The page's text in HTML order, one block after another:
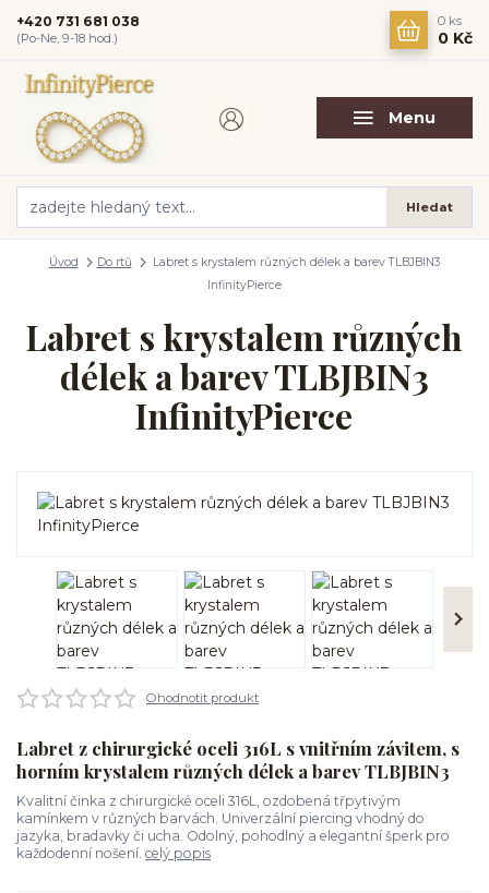
Menu
Hledat
+420 731 681 038
(Po-Ne, 9-18 hod.)
0 ks
0 Kč
Úvod Do rtů
Labret s krystalem různých délek a barev TLBJBIN3
InfinityPierce
Labret s krystalem různých
délek a barev TLBJBIN3
InfinityPierce
Ohodnotit produkt
Labret z chirurgické oceli 316L s vnitřním závitem, s
horním krystalem různých délek a barev TLBJBIN3
Kvalitní činka z chirurgické oceli 316L, ozdobená třpytivým
kamínkem v různých barvách. Univerzální piercing vhodný do
jazyka, bradavky či ucha. Odolný, pohodlný a elegantní šperk pro
každodenní nošení. celý popis